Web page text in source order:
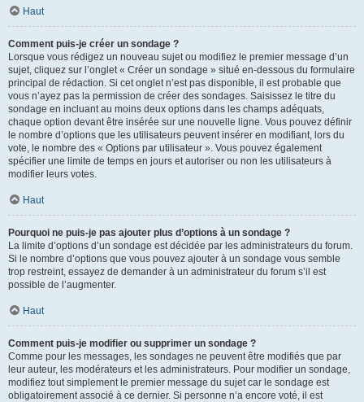
Haut
Comment puis-je créer un sondage ?
Lorsque vous rédigez un nouveau sujet ou modifiez le premier message d’un
sujet, cliquez sur l’onglet « Créer un sondage » situé en-dessous du formulaire
principal de rédaction. Si cet onglet n’est pas disponible, il est probable que
vous n’ayez pas la permission de créer des sondages. Saisissez le titre du
sondage en incluant au moins deux options dans les champs adéquats,
chaque option devant être insérée sur une nouvelle ligne. Vous pouvez définir
le nombre d’options que les utilisateurs peuvent insérer en modifiant, lors du
vote, le nombre des « Options par utilisateur ». Vous pouvez également
spécifier une limite de temps en jours et autoriser ou non les utilisateurs à
modifier leurs votes.
Haut
Pourquoi ne puis-je pas ajouter plus d’options à un sondage ?
La limite d’options d’un sondage est décidée par les administrateurs du forum.
Si le nombre d’options que vous pouvez ajouter à un sondage vous semble
trop restreint, essayez de demander à un administrateur du forum s’il est
possible de l’augmenter.
Haut
Comment puis-je modifier ou supprimer un sondage ?
Comme pour les messages, les sondages ne peuvent être modifiés que par
leur auteur, les modérateurs et les administrateurs. Pour modifier un sondage,
modifiez tout simplement le premier message du sujet car le sondage est
obligatoirement associé à ce dernier. Si personne n’a encore voté, il est